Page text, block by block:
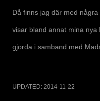
Då finns jag där med
visar bland annat mina nya
gjorda i samband med
UPDATED: 2014-11-22